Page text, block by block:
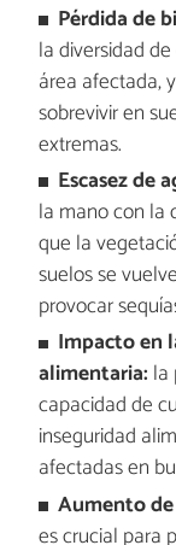
Pérdida de
la diversidad
área afectada,
sobrevivir en
extremas.
Escasez de
la mano con la
que la
suelos se
provocar
Impacto en
alimentaria: la
capacidad de
inseguridad
afectadas en
Aumento
es crucial para